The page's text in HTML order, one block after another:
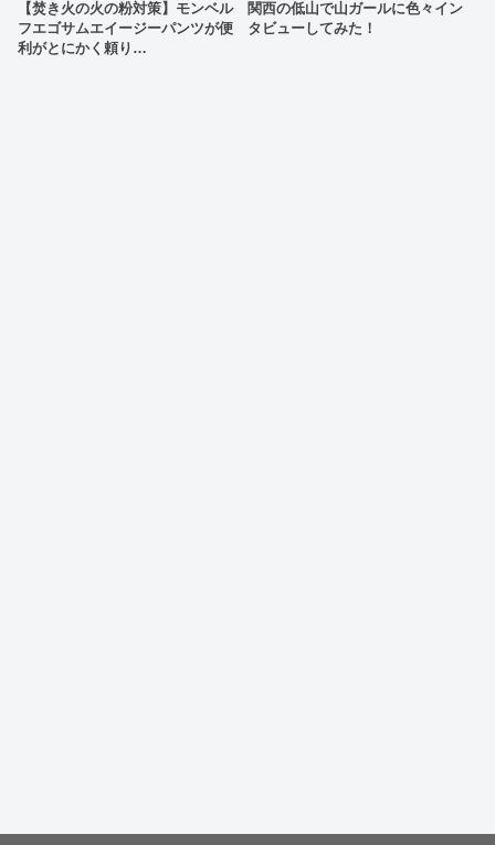
【焚き火の火の粉対策】モンベル
フエゴサムエイージーパンツが便
利がとにかく頼り…
関西の低山で山ガールに色々イン
タビューしてみた！